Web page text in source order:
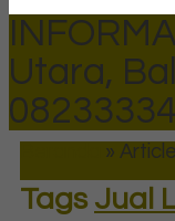
Utara,
»
Tags Jual